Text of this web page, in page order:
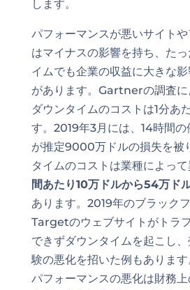
します。
パフォーマンスが悪いサイト
はマイナスの影響を持ち、た
イムでも企業の収益に大きな
があります。Gartnerの調査に
ダウンタイムのコストは1分あ
す。2019年3月には、14時間
が推定9000万ドルの損失を被
タイムのコストは業種によって
間あたり10万ドルから54万ド
あります。2019年のブラック
Targetのウェブサイトがトラ
できずダウンタイムを起こし
験の悪化を招いた例もありま
パフォーマンスの悪化は財務